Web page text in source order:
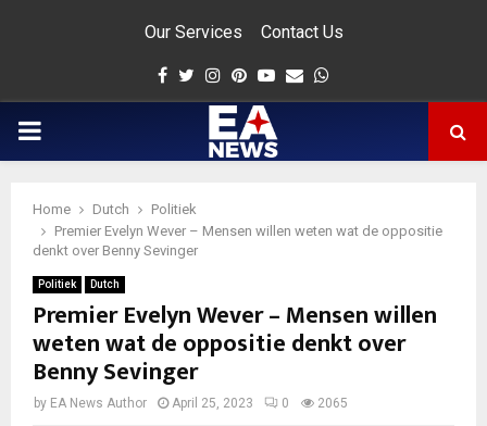
Our Services Contact Us
Facebook
Twitter
Instagram
Pinterest
Youtube
Email
PRIMARY
Home Dutch
Politiek
Premier Evelyn Wever – Mensen willen weten wat de oppositie
denkt over Benny Sevinger
Politiek Dutch
Premier Evelyn Wever – Mensen willen
weten wat de oppositie denkt over
Benny Sevinger
by EA News Author April 25, 2023 0 2065